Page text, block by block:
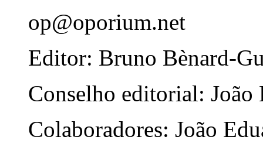
op@oporium.net
Editor: Bruno Bènard-
Conselho editorial: João
Colaboradores: João